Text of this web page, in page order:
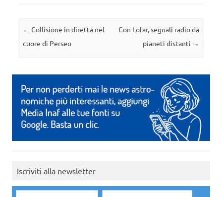
Navigazione articolo
← Collisione in diretta nel
cuore di Perseo
Con Lofar, segnali radio da
pianeti distanti →
Iscriviti alla newsletter